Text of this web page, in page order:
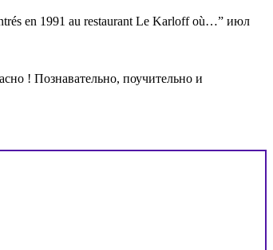
en 1991 au restaurant Le Karloff où…” июл
! Познавательно, поучительно и